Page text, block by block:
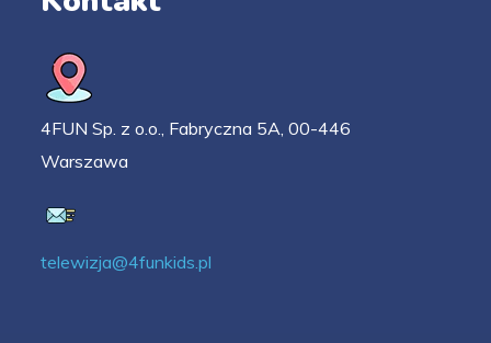
4FUN Sp. z o.o., Fabryczna 5A, 00-446
Warszawa
telewizja@4funkids.pl